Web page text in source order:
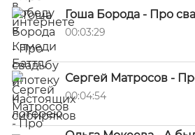
Гоша Борода - Про
00:03:29
Сергей Матросов -
00:04:54